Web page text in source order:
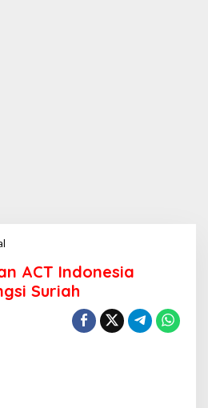
s
t
r
ACT Indonesia
Suriah